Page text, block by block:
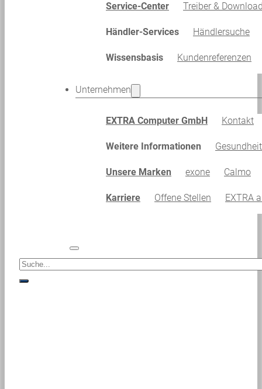
Suche<
suche
Service-Center Treiber &
Händler-Services Händlersuche
Wissensbasis Kundenreferenzen
Unternehmen
EXTRA Computer GmbH Kontakt
Weitere Informationen
Unsere Marken exone Calmo
Karriere Offene Stellen EXTRA